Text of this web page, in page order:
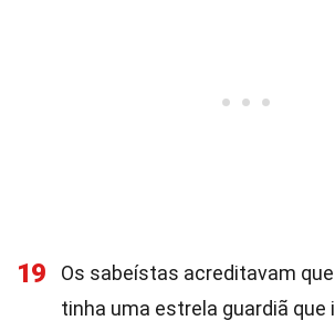
19
Os sabeístas acreditavam
tinha uma estrela guardiã que